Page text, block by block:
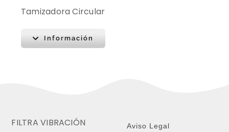
Tamizadora Circular
Información
FILTRA VIBRACIÓN
Aviso Legal